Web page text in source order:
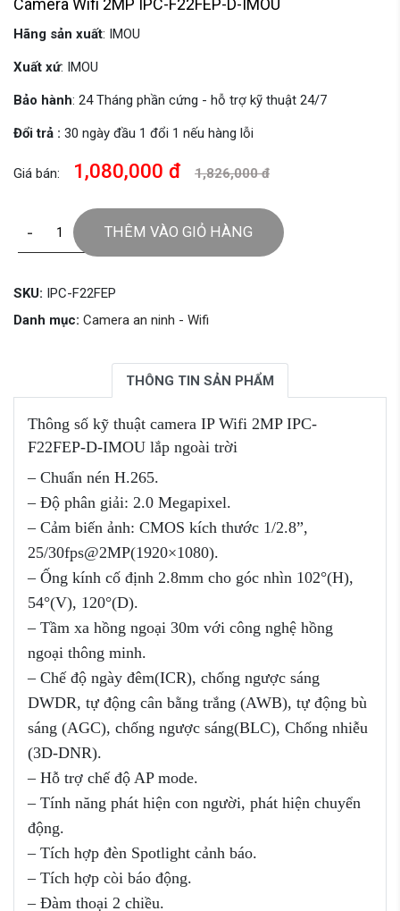
Hãng sản xuất: IMOU
Xuất xứ: IMOU
Bảo hành: 24 Tháng phần cứng - hỗ trợ kỹ thuật 24/7
Đổi trả : 30 ngày đầu 1 đổi 1 nếu hàng lỗi
Giá bán: 1,080,000 đ 1,826,000 đ
- THÊM VÀO GIỎ HÀNG
SKU: IPC-F22FEP
Danh mục: Camera an ninh - Wifi
THÔNG TIN SẢN PHẨM
Thông số kỹ thuật camera IP Wifi 2MP IPC-
F22FEP-D-IMOU lắp ngoài trời
– Chuẩn nén H.265.
– Độ phân giải: 2.0 Megapixel.
– Cảm biến ảnh: CMOS kích thước 1/2.8”,
25/30fps@2MP(1920×1080).
– Ống kính cố định 2.8mm cho góc nhìn 102°(H),
54°(V), 120°(D).
– Tầm xa hồng ngoại 30m với công nghệ hồng
ngoại thông minh.
– Chế độ ngày đêm(ICR), chống ngược sáng
DWDR, tự động cân bằng trắng (AWB), tự động bù
sáng (AGC), chống ngược sáng(BLC), Chống nhiễu
(3D-DNR).
– Hỗ trợ chế độ AP mode.
– Tính năng phát hiện con người, phát hiện chuyển
động.
– Tích hợp đèn Spotlight cảnh báo.
– Tích hợp còi báo động.
– Đàm thoại 2 chiều.